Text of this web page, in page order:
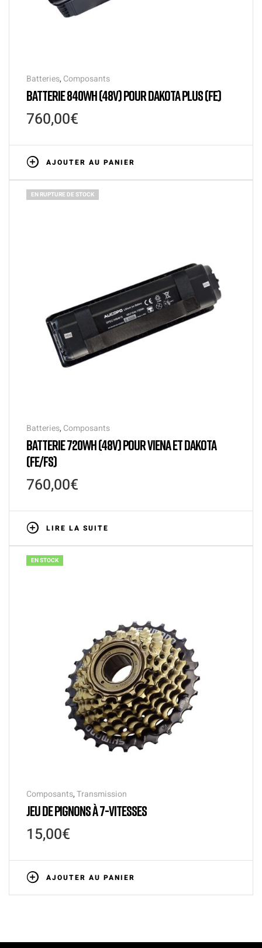
Batteries, Composants
BATTERIE 840WH (48V) POUR DAKOTA PLUS (FE)
760,00€
AJOUTER AU PANIER
EN RUPTURE DE STOCK
Batteries, Composants
BATTERIE 720WH (48V) POUR VIENA ET DAKOTA
(FE/FS)
760,00€
LIRE LA SUITE
EN STOCK
Composants,Transmission
JEU DE PIGNONS À 7-VITESSES
15,00€
AJOUTER AU PANIER